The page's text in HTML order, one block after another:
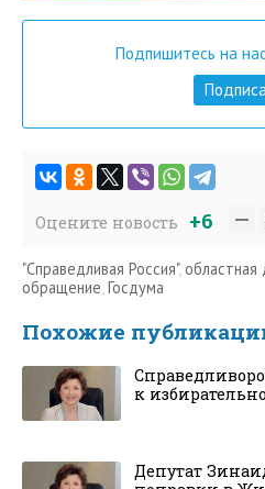
Подпишитесь на
Оцените новость +6
"Справедливая Россия", областная
обращение Госдума
Похожие
к
Депутат